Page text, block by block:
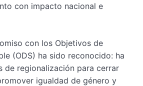
con impacto nacional e
con los Objetivos de
(ODS) ha sido reconocido: ha
de regionalización para cerrar
igualdad de género y